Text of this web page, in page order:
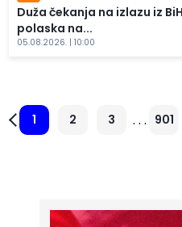
Duža čekanja na izlazu iz
polaska na...
05.08.2026. | 10:00
1 2 3 . . . 901